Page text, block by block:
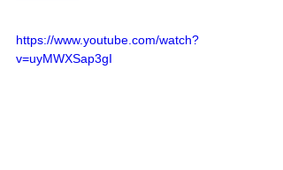
https://www.youtube.com/watch?
v=uyMWXSap3gI